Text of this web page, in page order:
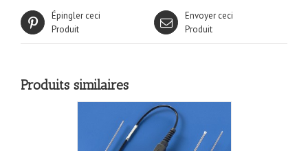
Épingler ceci
Produit
Envoyer ceci
Produit
Produits similaires